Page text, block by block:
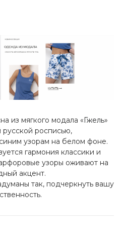
из мягкого модала «Гжель»
русской росписью,
узорам на белом фоне.
гармония классики и
узоры оживают на
акцент.
так, подчеркнуть вашу